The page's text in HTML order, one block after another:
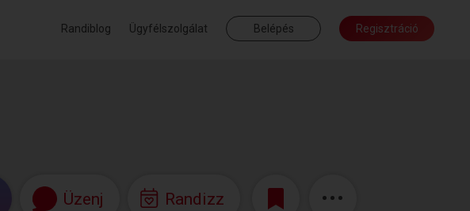
Randiblog Ügyfélszolgálat Belépés Regisztráció
Üzenj Randizz